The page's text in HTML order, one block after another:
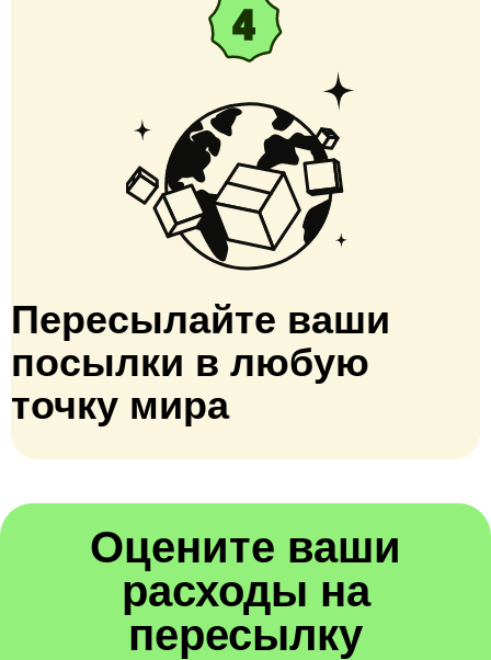
Пересылайте ваши
посылки в любую
точку мира
Оцените ваши
расходы на
пересылку